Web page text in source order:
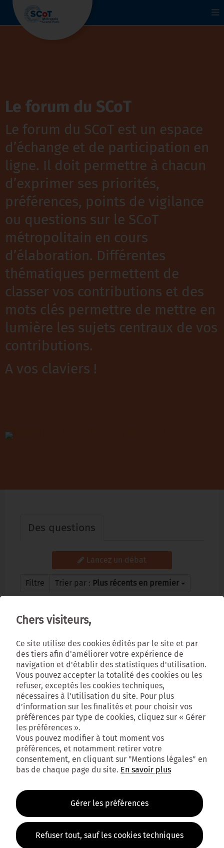
Le forum du SCoT
Le forum du SCoT est un espace
d’échange et de participation en
ligne. Il doit permettre à chacun
d’exprimer ses priorités,
préférences, points de vigilance
ou questions sur le SCoT
métropolitain en cours
d’élaboration. Différentes
thématiques permettent de
classer vos contributions et des
mots clés permettre de mettre en
lumière les sujets centraux de vos
contributions.
A vos claviers !
Des questions
Lancez un débat
Filtre Trier par : Plus récents en premier
Essayez une recherche différente
Chers visiteurs,
Ce site utilise des cookies édités par le site et par
des tiers afin d'améliorer votre expérience de
navigation et d'établir des statistiques d'utilisation.
Vous pouvez accepter la totalité des cookies ou les
refuser, exceptés les cookies techniques,
nécessaires à l’utilisation du site. Pour plus
d’information sur les finalités et pour choisir vos
préférences par type de cookies, cliquez sur « Gérer
les préférences ».
Vous pouvez modifier à tout moment vos
préférences, et notamment retirer votre
consentement, en cliquant sur "Mentions légales” en
bas de chaque page du site. En savoir plus
Gérer les préférences
Refuser tout, sauf les cookies techniques